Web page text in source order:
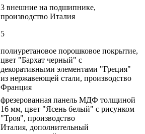
3 внешние на подшипнике,
производство Италия
5
полиуретановое порошковое покрытие,
цвет "Бархат черный" с
декоративными элементами "Греция"
из нержавеющей стали, производство
Франция
фрезерованная панель МДФ толщиной
16 мм, цвет "Ясень белый" с рисунком
"Троя", производство
Италия, дополнительный